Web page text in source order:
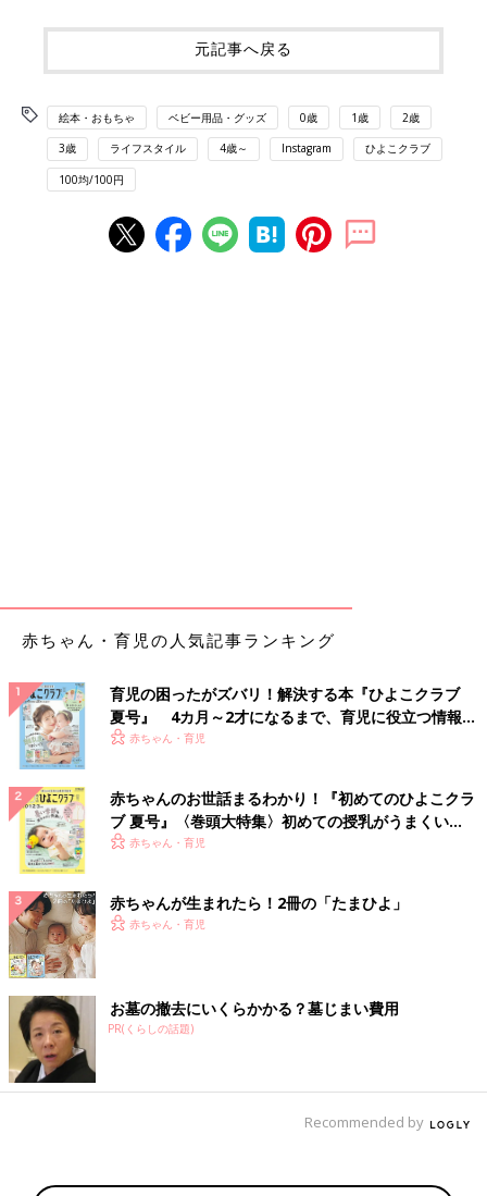
元記事へ戻る
絵本・おもちゃ ベビー用品・グッズ 0歳 1歳 2歳
3歳 ライフスタイル 4歳～ Instagram ひよこクラブ
100均/100円
赤ちゃん・育児の人気記事ランキング
育児の困ったがズバリ！解決する本『ひよこクラブ
夏号』 4カ月～2才になるまで、育児に役立つ情報が
いっぱい！
赤ちゃん・育児
赤ちゃんのお世話まるわかり！『初めてのひよこクラ
ブ 夏号』〈巻頭大特集〉初めての授乳がうまくい
く！ おっぱい・ミルクの基本と夏のトラブル 解決テ
赤ちゃん・育児
赤ちゃんが生まれたら！2冊の「たまひよ」
赤ちゃん・育児
お墓の撤去にいくらかかる？墓じまい費用
PR(くらしの話題)
Recommended by